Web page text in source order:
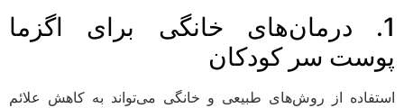
1. درمان‌های خانگی برای اگزما
پوست سر کودکان
استفاده از روش‌های طبیعی و خانگی می‌تواند به کاهش علائم